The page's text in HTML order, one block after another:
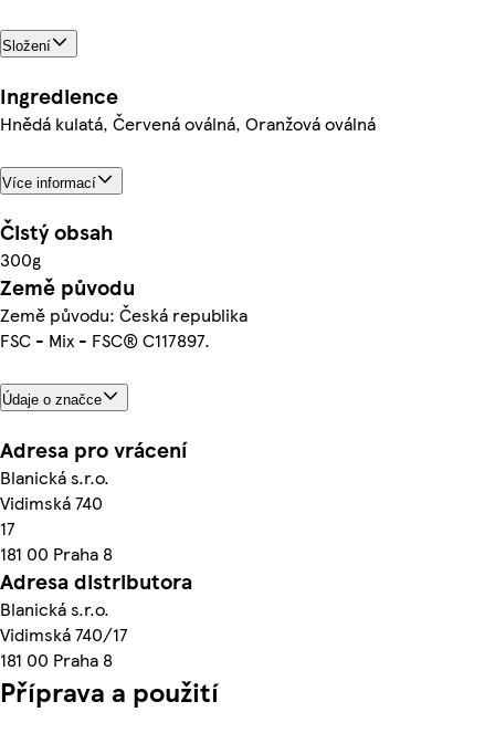
Složení
Ingredience
Hnědá kulatá, Červená oválná, Oranžová oválná
Více informací
Čistý obsah
300g
Země původu
Země původu: Česká republika
FSC - Mix - FSC® C117897.
Údaje o značce
Adresa pro vrácení
Blanická s.r.o.
Vidimská 740
17
181 00 Praha 8
Adresa distributora
Blanická s.r.o.
Vidimská 740/17
181 00 Praha 8
Příprava a použití